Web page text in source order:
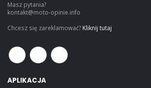
Masz pytania?
kontakt@moto-opinie.info
Chcesz się zareklamować? Kliknij tutaj
APLIKACJA